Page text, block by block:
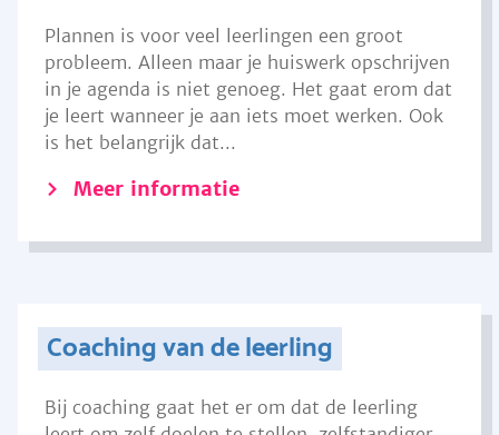
Plannen is voor veel leerlingen een groot
probleem. Alleen maar je huiswerk opschrijven
in je agenda is niet genoeg. Het gaat erom dat
je leert wanneer je aan iets moet werken. Ook
is het belangrijk dat...
Meer informatie
Coaching van de leerling
Bij coaching gaat het er om dat de leerling